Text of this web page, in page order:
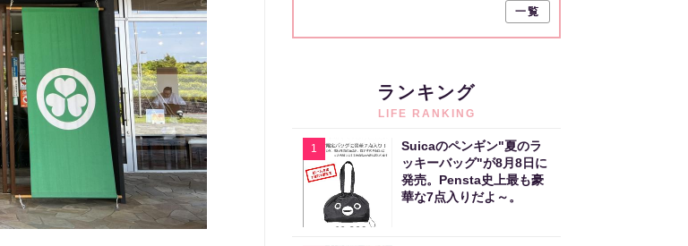
一覧
ランキング
LIFE RANKING
1
Suicaのペンギン"夏のラ
ッキーバッグ"が8月8日に
発売。Pensta史上最も豪
華な7点入りだよ～。